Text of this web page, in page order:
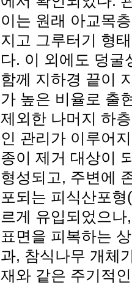
이는 원래 아교목
지고 그루터기 형
다. 이 외에도 덩굴
함께 지하경 끝이
가 높은 비율로 출
제외한 나머지 하
인 관리가 이루어
종이 제거 대상이
형성되고, 주변에
포되는 피식산포
르게 유입되었으
표면을 피복하는
과, 참식나무 개체
재와 같은 주기적